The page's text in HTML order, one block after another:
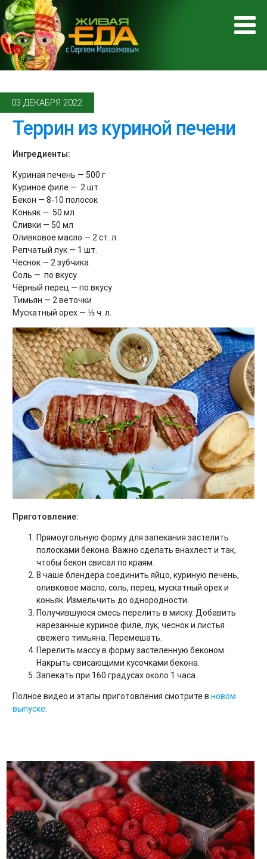
03 ДЕКАБРЯ 2022
Террин из куриной печени
Ингредиенты:
Куриная печень — 500 г
Куриное филе — 2 шт.
Бекон — 8-10 полосок
Коньяк — 50 мл
Сливки — 50 мл
Оливковое масло — 2 ст. л.
Репчатый лук — 1 шт.
Чеснок — 2 зубчика
Соль — по вкусу
Чёрный перец — по вкусу
Тимьян — 2 веточки
Мускатный орех — ⅓ ч. л.
Приготовление:
Прямоугольную форму для запекания застелить
полосками бекона. Важно сделать внахлест и так,
чтобы бекон свисал по краям.
В чаше блендера соединить яйцо, куриную печень,
оливковое масло, соль, перец, мускатный орех и
коньяк. Измельчить до однородности.
Получившуюся смесь перелить в миску. Добавить
нарезанные куриное филе, лук, чеснок и листья
свежего тимьяна. Перемешать.
Перелить массу в форму застеленную беконом.
Накрыть свисающими кусочками бекона.
Запекать при 160 градусах около 1 часа.
Полное видео и этапы приготовления смотрите в новом
выпуске